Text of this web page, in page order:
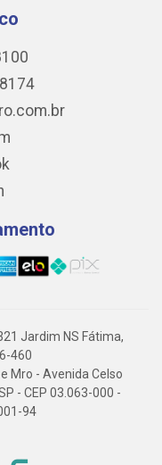
Jardim NS Fátima,
460
Mro - Avenida Celso
- CEP 03.063-000 -
94